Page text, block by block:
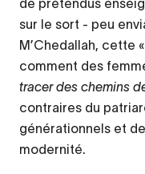
de prétendus
sur le sort - peu
M’Chedallah, cette «
comment des
tracer des chemins
contraires du
générationnels et
modernité.